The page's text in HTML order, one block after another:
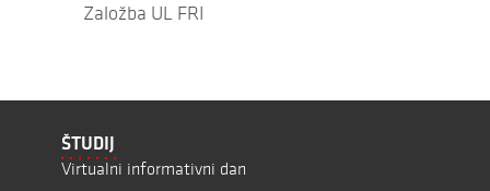
Založba UL FRI
ŠTUDIJ
Virtualni informativni dan